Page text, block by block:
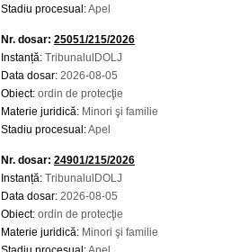
Stadiu procesual:Apel
Nr. dosar: 25051/215/2026
Instanță: TribunalulDOLJ
Data dosar: 2026-08-05
Obiect: ordin de protecţie
Materie juridică: Minori şi familie
Stadiu procesual:Apel
Nr. dosar: 24901/215/2026
Instanță: TribunalulDOLJ
Data dosar: 2026-08-05
Obiect: ordin de protecţie
Materie juridică: Minori şi familie